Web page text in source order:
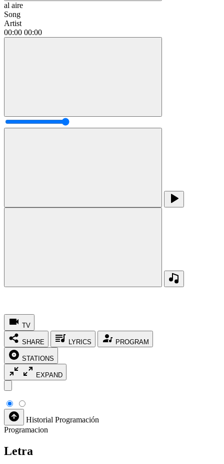
al aire
Song
Artist
00:00 00:00
TV
SHARE LYRICS PROGRAM
STATIONS
EXPAND
Historial Programación
Programacion
Letra